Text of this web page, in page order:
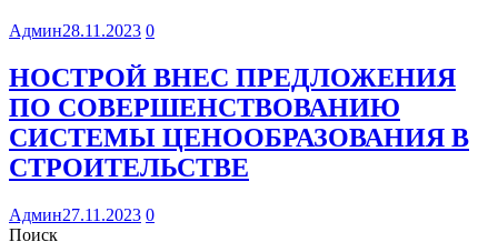
Админ28.11.2023 0
НОСТРОЙ ВНЕС ПРЕДЛОЖЕНИЯ
ПО СОВЕРШЕНСТВОВАНИЮ
СИСТЕМЫ ЦЕНООБРАЗОВАНИЯ В
СТРОИТЕЛЬСТВЕ
Админ27.11.2023 0
Поиск